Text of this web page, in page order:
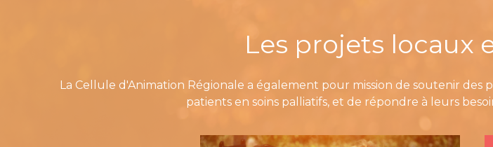
Les projets locaux
La Cellule d'Animation Régionale a également pour mission de soutenir
patients en soins palliatifs, et de répondre à leurs